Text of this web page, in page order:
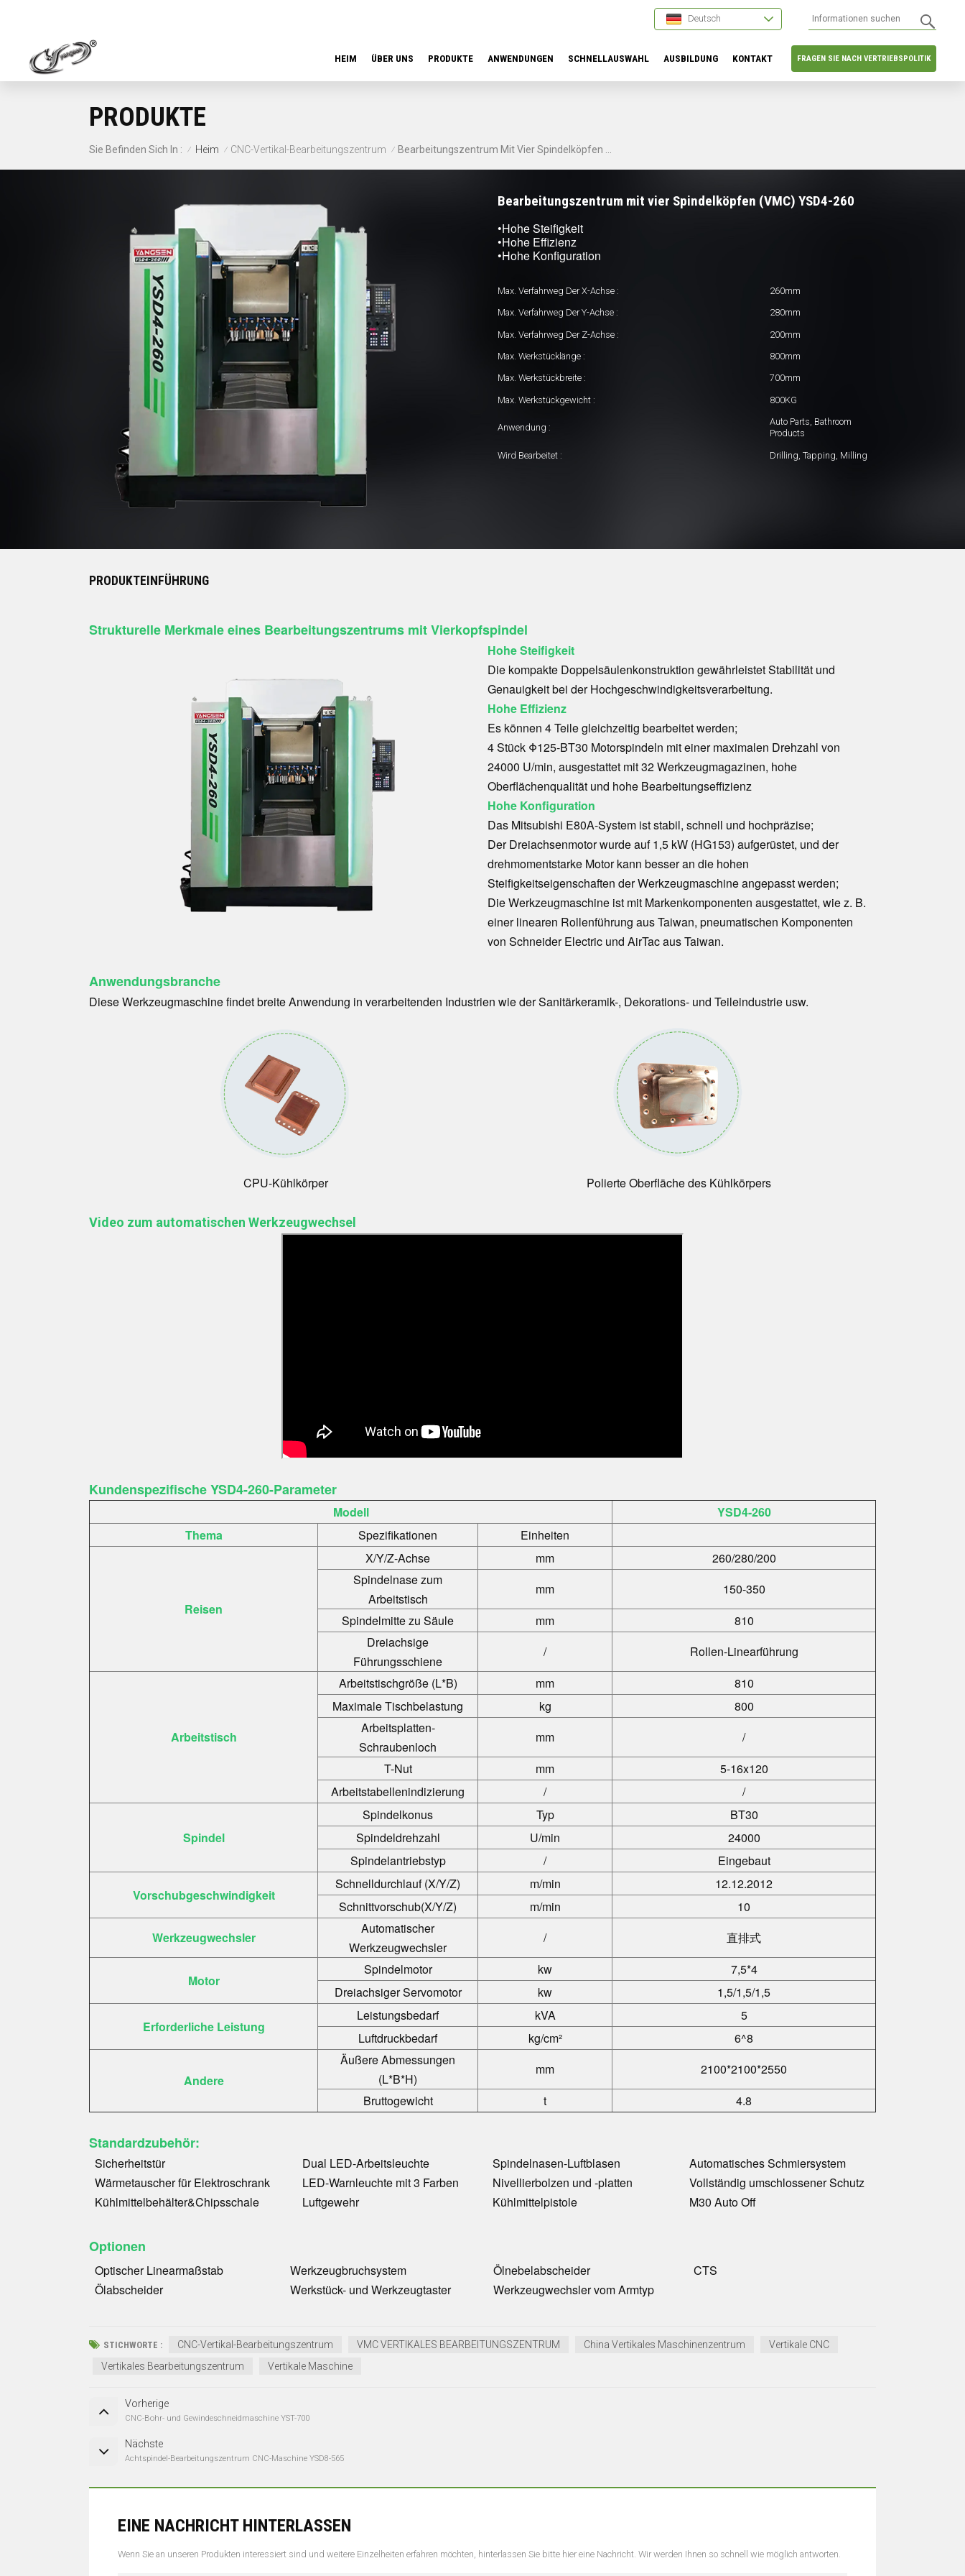
Deutsch
FRAGEN SIE NACH VERTRIEBSPOLITIK
HEIM ÜBER UNS PRODUKTE ANWENDUNGEN SCHNELLAUSWAHL AUSBILDUNG KONTAKT
PRODUKTE
Sie Befinden Sich In : / Heim / CNC-Vertikal-Bearbeitungszentrum / Bearbeitungszentrum Mit Vier Spindelköpfen (VMC) YSD4-260
Bearbeitungszentrum mit vier Spindelköpfen (VMC) YSD4-260
•Hohe Steifigkeit
•Hohe Effizienz
•Hohe Konfiguration
Max. Verfahrweg Der X-Achse : 260mm
Max. Verfahrweg Der Y-Achse : 280mm
Max. Verfahrweg Der Z-Achse : 200mm
Max. Werkstücklänge : 800mm
Max. Werkstückbreite : 700mm
Max. Werkstückgewicht : 800KG
Anwendung :
Auto Parts, Bathroom
Products
Wird Bearbeitet : Drilling, Tapping, Milling
PRODUKTEINFÜHRUNG
Strukturelle Merkmale eines Bearbeitungszentrums mit Vierkopfspindel
Hohe Steifigkeit
Die kompakte Doppelsäulenkonstruktion gewährleistet Stabilität und
Genauigkeit bei der Hochgeschwindigkeitsverarbeitung.
Hohe Effizienz
Es können 4 Teile gleichzeitig bearbeitet werden;
4 Stück Φ125-BT30 Motorspindeln mit einer maximalen Drehzahl von
24000 U/min, ausgestattet mit 32 Werkzeugmagazinen, hohe
Oberflächenqualität und hohe Bearbeitungseffizienz
Hohe Konfiguration
Das Mitsubishi E80A-System ist stabil, schnell und hochpräzise;
Der Dreiachsenmotor wurde auf 1,5 kW (HG153) aufgerüstet, und der
drehmomentstarke Motor kann besser an die hohen
Steifigkeitseigenschaften der Werkzeugmaschine angepasst werden;
Die Werkzeugmaschine ist mit Markenkomponenten ausgestattet, wie z. B.
einer linearen Rollenführung aus Taiwan, pneumatischen Komponenten
von Schneider Electric und AirTac aus Taiwan.
Anwendungsbranche
Diese Werkzeugmaschine findet breite Anwendung in verarbeitenden Industrien wie der Sanitärkeramik-, Dekorations- und Teileindustrie usw.
CPU-Kühlkörper Polierte Oberfläche des Kühlkörpers
Video zum automatischen Werkzeugwechsel
Kundenspezifische YSD4-260-Parameter
Modell
YSD4-260
Thema
Spezifikationen Einheiten
Reisen
X/Y/Z-Achse mm
260/280/200
Spindelnase zum
Arbeitstisch
mm
150-350
Spindelmitte zu Säule
mm
810
Dreiachsige
Führungsschiene
/ Rollen-Linearführung
Arbeitstisch
Arbeitstischgröße (L*B) mm
810
Maximale Tischbelastung
kg
800
Arbeitsplatten-
Schraubenloch
mm
/
T-Nut
mm
5-16x120
Arbeitstabellenindizierung
/ /
Spindel
Spindelkonus Typ
BT30
Spindeldrehzahl
U/min
24000
Spindelantriebstyp
/ Eingebaut
Vorschubgeschwindigkeit
Schnelldurchlauf (X/Y/Z) m/min
12.12.2012
Schnittvorschub(X/Y/Z) m/min
10
Werkzeugwechsler
Automatischer
Werkzeugwechsler
/ 直排式
Motor
Spindelmotor kw
7,5*4
Dreiachsiger Servomotor
kw 1,5/1,5/1,5
Erforderliche Leistung
Leistungsbedarf kVA
5
Luftdruckbedarf
kg/cm² 6^8
Andere
Äußere Abmessungen
(L*B*H)
mm
2100*2100*2550
Bruttogewicht
t 4.8
Standardzubehör:
Sicherheitstür Dual LED-Arbeitsleuchte Spindelnasen-Luftblasen
Automatisches Schmiersystem
Wärmetauscher für Elektroschrank
LED-Warnleuchte mit 3 Farben Nivellierbolzen und -platten
Vollständig umschlossener Schutz
Kühlmittelbehälter&Chipsschale Luftgewehr Kühlmittelpistole M30 Auto Off
Optionen
Optischer Linearmaßstab Werkzeugbruchsystem Ölnebelabscheider
CTS
Ölabscheider
Werkstück- und Werkzeugtaster Werkzeugwechsler vom Armtyp
STICHWORTE : CNC-Vertikal-Bearbeitungszentrum VMC VERTIKALES BEARBEITUNGSZENTRUM China Vertikales Maschinenzentrum
Vertikale CNC
Vertikales Bearbeitungszentrum
Vertikale Maschine
Vorherige
CNC-Bohr- und Gewindeschneidmaschine YST-700
Nächste
Achtspindel-Bearbeitungszentrum CNC-Maschine YSD8-565
EINE NACHRICHT HINTERLASSEN
Wenn Sie an unseren Produkten interessiert sind und weitere Einzelheiten erfahren möchten, hinterlassen Sie bitte hier eine Nachricht. Wir werden Ihnen so schnell wie möglich antworten.